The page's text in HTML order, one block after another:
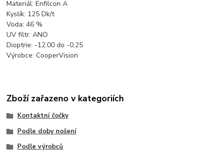
Materiál: Enfilcon A
Kyslík: 125 Dk/t
Voda: 46 %
UV filtr: ANO
Dioptrie: -12.00 do -0,25
Výrobce: CooperVision
Zboží zařazeno v kategoriích
Kontaktní čočky
Podle doby nošení
Podle výrobců